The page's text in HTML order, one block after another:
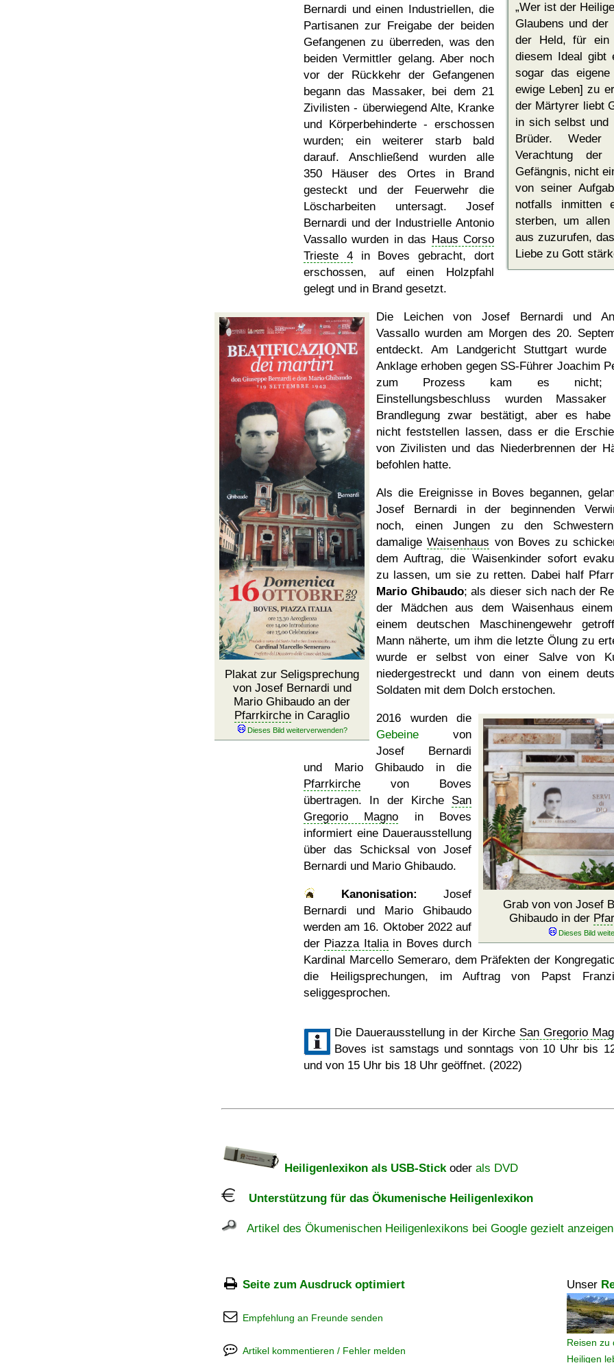
Wer ist der
Glaubens und
der Held, für ein
diesem Ideal gibt
sogar das
ewige Leben] zu
der Märtyrer liebt
in sich selbst und
Brüder.
Verachtung
Gefängnis, nicht
von seiner
notfalls inmitten
sterben, um
aus zuzurufen,
Liebe zu Gott
Bernardi und einen Industriellen, die
Partisanen zur Freigabe der beiden
Gefangenen zu überreden, was den
beiden Vermittler gelang. Aber noch
vor der Rückkehr der Gefangenen
begann das Massaker, bei dem 21
Zivilisten - überwiegend Alte, Kranke
und Körperbehinderte - erschossen
wurden; ein weiterer starb bald
darauf. Anschließend wurden alle
350 Häuser des Ortes in Brand
gesteckt und der Feuerwehr die
Löscharbeiten untersagt. Josef
Bernardi und der Industrielle Antonio
Vassallo wurden in das Haus Corso
Trieste 4in Boves gebracht, dort
erschossen, auf einen Holzpfahl
gelegt und in Brand gesetzt.
Plakat zur Seligsprechung
von Josef Bernardi und
Mario Ghibaudo an der
Pfarrkirche in Caraglio
Die Leichen von Josef Bernardi und
Vassallo wurden am Morgen des 20.
entdeckt. Am Landgericht Stuttgart wurde
Anklage erhoben gegen SS-Führer Joachim
zum Prozess kam es
Einstellungsbeschluss wurden
Brandlegung zwar bestätigt, aber es
nicht feststellen lassen, dass er die
von Zivilisten und das Niederbrennen der
befohlen hatte.
Als die Ereignisse in Boves begannen,
Josef Bernardi in der beginnenden
noch, einen Jungen zu den
damaligeWaisenhaus von Boves zu
dem Auftrag, die Waisenkinder sofort
zu lassen, um sie zu retten. Dabei half
Mario Ghibaudo; als dieser sich nach der
der Mädchen aus dem Waisenhaus
einem deutschen Maschinengewehr
Mann näherte, um ihm die letzte Ölung zu
wurde er selbst von einer Salve von
niedergestreckt und dann von einem
Soldaten mit dem Dolch erstochen.
Grab von von Josef
Ghibaudo in der
2016 wurden die
Gebeine von
Josef Bernardi
und Mario Ghibaudo in die
Pfarrkirche von Boves
übertragen. In der Kirche San
Gregorio Magno in Boves
informiert eine Dauerausstellung
über das Schicksal von Josef
Bernardi und Mario Ghibaudo.
Kanonisation: Josef
Bernardi und Mario Ghibaudo
werden am 16. Oktober 2022auf
der Piazza Italiain Boves durch
Kardinal Marcello Semeraro, dem Präfekten der
die Heiligsprechungen, im Auftrag von Papst
seliggesprochen.
Die Dauerausstellung in der Kirche San Gregorio
Boves ist samstags und sonntags von 10 Uhr bis
und von 15 Uhr bis 18 Uhr geöffnet. (2022)
Heiligenlexikon als USB-Stickoder als DVD
Unterstützung für das Ökumenische Heiligenlexikon
Artikel des Ökumenischen Heiligenlexikons bei Google gezielt anzeigen
Seite zum Ausdruck optimiert Unser
Reisen zu
Heiligen
Empfehlung an Freunde senden
Artikel kommentieren / Fehler melden